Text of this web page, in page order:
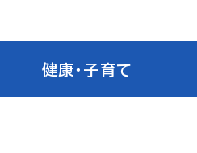
健康・子育て